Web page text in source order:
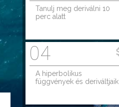
Tanulj meg deriválni 10
perc alatt
04
A hiperbolikus
függvények és deriváltjaik